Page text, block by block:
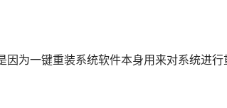
为一键重装系统软件本身用来对系统进行